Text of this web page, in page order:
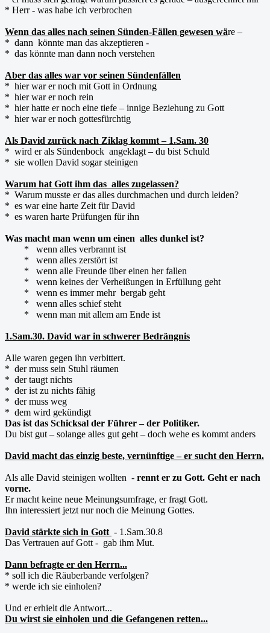
* Herr - was habe ich verbrochen
Wenn das alles nach seinen Sünden-Fällen gewesen wäre –
* dann könnte man das akzeptieren -
* das könnte man dann noch verstehen
Aber das alles war vor seinen Sündenfällen
* hier war er noch mit Gott in Ordnung
* hier war er noch rein
* hier hatte er noch eine tiefe – innige Beziehung zu Gott
* hier war er noch gottesfürchtig
Als David zurück nach Ziklag kommt – 1.Sam. 30
* wird er als Sündenbock angeklagt – du bist Schuld
* sie wollen David sogar steinigen
Warum hat Gott ihm das alles zugelassen?
* Warum musste er das alles durchmachen und durch leiden?
* es war eine harte Zeit für David
* es waren harte Prüfungen für ihn
Was macht man wenn um einen alles dunkel ist?
* wenn alles verbrannt ist
* wenn alles zerstört ist
* wenn alle Freunde über einen her fallen
* wenn keines der Verheißungen in Erfüllung geht
* wenn es immer mehr bergab geht
* wenn alles schief steht
* wenn man mit allem am Ende ist
1.Sam.30. David war in schwerer Bedrängnis
Alle waren gegen ihn verbittert.
* der muss sein Stuhl räumen
* der taugt nichts
* der ist zu nichts fähig
* der muss weg
* dem wird gekündigt
Das ist das Schicksal der Führer – der Politiker.
Du bist gut – solange alles gut geht – doch wehe es kommt anders
David macht das einzig beste, vernünftige – er sucht den Herrn.
Als alle David steinigen wollten - rennt er zu Gott. Geht er nach
vorne.
Er macht keine neue Meinungsumfrage, er fragt Gott.
Ihn interessiert jetzt nur noch die Meinung Gottes.
David stärkte sich in Gott - 1.Sam.30.8
Das Vertrauen auf Gott - gab ihm Mut.
Dann befragte er den Herrn...
* soll ich die Räuberbande verfolgen?
* werde ich sie einholen?
Und er erhielt die Antwort...
Du wirst sie einholen und die Gefangenen retten...